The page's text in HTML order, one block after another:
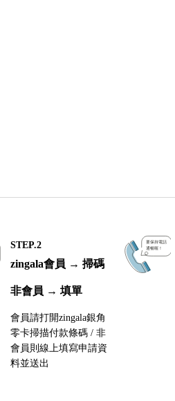
STEP.2
zingala會員 → 掃碼
非會員 → 填單
會員請打開zingala銀角
零卡掃描付款條碼 / 非
會員則線上填寫申請資
料並送出